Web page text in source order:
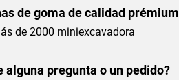
de goma de calidad prémium
de 2000 miniexcavadora
alguna pregunta o un pedido?